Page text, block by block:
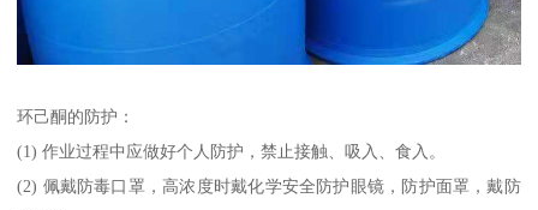
环己酮的防护：
(1) 作业过程中应做好个人防护，禁止接触、吸入、食入。
(2) 佩戴防毒口罩，高浓度时戴化学安全防护眼镜，防护面罩，戴防